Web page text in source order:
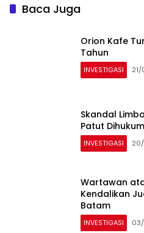
Baca Juga
Orion Kafe
Tahun
INVESTIGASI
Skandal
Patut Dihukum
INVESTIGASI
Wartawan
Kendalikan
Batam
INVESTIGASI